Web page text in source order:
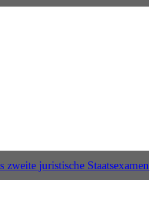
juristische Staatsexamen